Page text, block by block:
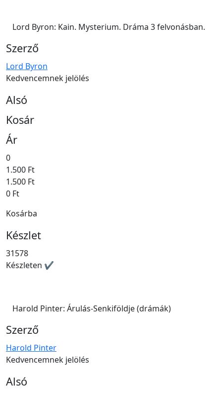
Lord Byron: Kain. Mysterium. Dráma 3 felvonásban.
Szerző
Lord Byron
Kedvencemnek jelölés
Alsó
Kosár
Ár
0
1.500 Ft
1.500 Ft
0 Ft
Kosárba
Készlet
31578
Készleten ✔
Harold Pinter: Árulás-Senkiföldje (drámák)
Szerző
Harold Pinter
Kedvencemnek jelölés
Alsó